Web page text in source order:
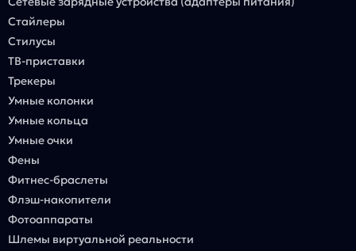
Стайлеры
Стилусы
ТВ-приставки
Трекеры
Умные колонки
Умные кольца
Умные очки
Фены
Фитнес-браслеты
Флэш-накопители
Фотоаппараты
Шлемы виртуальной реальности